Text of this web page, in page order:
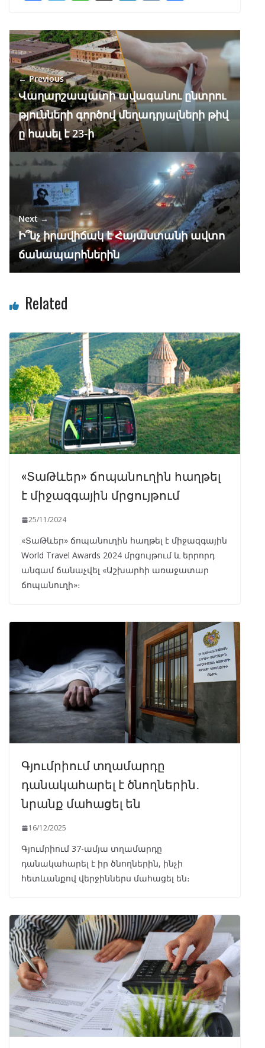
e
b
o
o
k
e
gr
a
m
at
s
A
p
p
k
e
dI
n
ar
e
← Previous
Վաղարշապատի ավագանու ընտրու
թյունների գործով մեղադրյալների թիվ
ը հասել է 23-ի
Next →
Ի՞նչ իրավիճակ է Հայաստանի ավտո
ճանապարհներին
Related
«ՏաԹևեր» ճոպանուղին հաղթել
է միջազգային մրցույթում
25/11/2024
«ՏաԹևեր» ճոպանուղին հաղթել է միջազգային
World Travel Awards 2024 մրցույթում և երրորդ
անգամ ճանաչվել «Աշխարհի առաջատար
ճոպանուղի»։
Գյումրիում տղամարդը
դանակահարել է ծնողներին․
նրանք մահացել են
16/12/2025
Գյումրիում 37-ամյա տղամարդը
դանակահարել է իր ծնողներին, ինչի
հետևանքով վերջիններս մահացել են։